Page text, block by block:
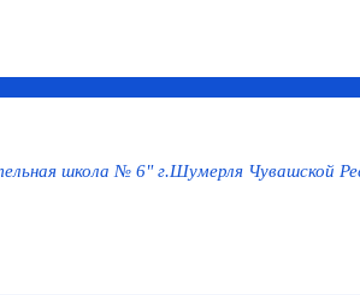
школа № 6" г.Шумерля Чувашской